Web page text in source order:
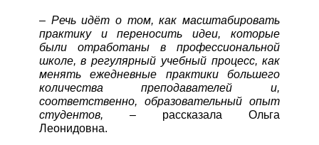
– Речь идёт о том, как масштабировать
практику и переносить идеи, которые
были отработаны в профессиональной
школе, в регулярный учебный процесс, как
менять ежедневные практики большего
количества преподавателей и,
соответственно, образовательный опыт
студентов, –рассказала Ольга
Леонидовна.